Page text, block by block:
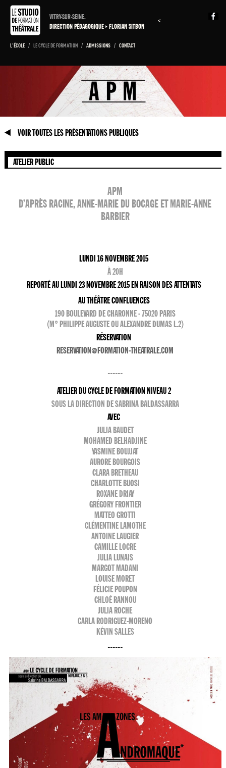
VITRY-SUR-SEINE.
DIRECTION PÉDAGOGIQUE FLORIAN SITBON
<
L'ÉCOLE / LE CYCLE DE FORMATION / ADMISSIONS / CONTACT
VOIR TOUTES LES PRÉSENTATIONS PUBLIQUES
ATELIER PUBLIC
APM
D’APRÈS RACINE, ANNE-MARIE DU BOCAGE ET MARIE-ANNE
BARBIER
LUNDI 16 NOVEMBRE 2015
À 20H
REPORTÉ AU LUNDI 23 NOVEMBRE 2015 EN RAISON DES ATTENTATS
AU THÉÂTRE CONFLUENCES
190 BOULEVARD DE CHARONNE - 75020 PARIS
(M° PHILIPPE AUGUSTE OU ALEXANDRE DUMAS L.2)
RÉSERVATION
RESERVATION@FORMATION-THEATRALE.COM
------
ATELIER DU CYCLE DE FORMATION NIVEAU 2
SOUS LA DIRECTION DE SABRINA BALDASSARRA
AVEC
JULIA BAUDET
MOHAMED BELHADJINE
YASMINE BOUJJAT
AURORE BOURGOIS
CLARA BRETHEAU
CHARLOTTE BUOSI
ROXANE DRIAY
GRÉGORY FRONTIER
MATTEO GROTTI
CLÉMENTINE LAMOTHE
ANTOINE LAUGIER
CAMILLE LOCRE
JULIA LUNAIS
MARGOT MADANI
LOUISE MORET
FÉLICIE POUPON
CHLOÉ RANNOU
JULIA ROCHE
CARLA RODRIGUEZ-MORENO
KÉVIN SALLES
------